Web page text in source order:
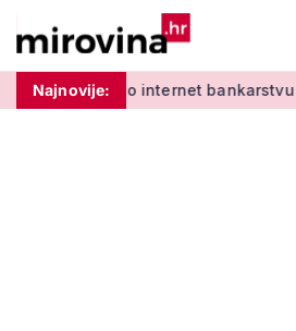
Najnovije:
Od učenja o internet bankarstvu do